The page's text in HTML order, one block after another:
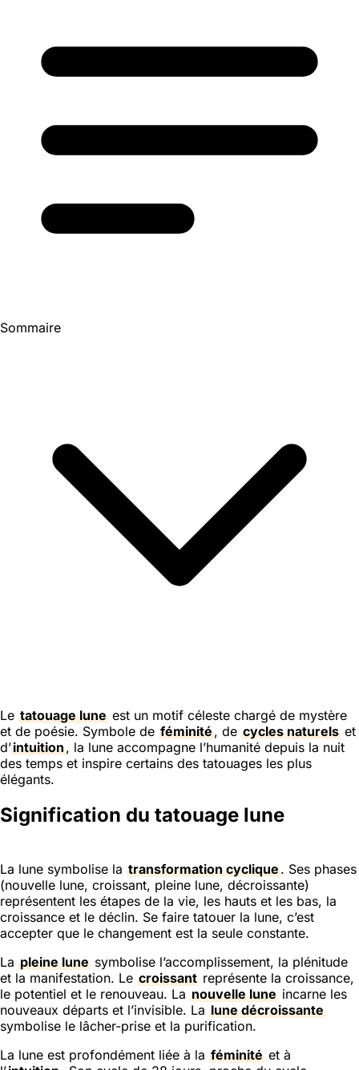
Sommaire
Le tatouage lune est un motif céleste chargé de mystère
et de poésie. Symbole de féminité, de cycles naturels et
d’intuition, la lune accompagne l’humanité depuis la nuit
des temps et inspire certains des tatouages les plus
élégants.
Signification du tatouage lune
La lune symbolise la transformation cyclique. Ses phases
(nouvelle lune, croissant, pleine lune, décroissante)
représentent les étapes de la vie, les hauts et les bas, la
croissance et le déclin. Se faire tatouer la lune, c’est
accepter que le changement est la seule constante.
La pleine lune symbolise l’accomplissement, la plénitude
et la manifestation. Le croissant représente la croissance,
le potentiel et le renouveau. La nouvelle lune incarne les
nouveaux départs et l’invisible. La lune décroissante
symbolise le lâcher-prise et la purification.
La lune est profondément liée à la féminité et à